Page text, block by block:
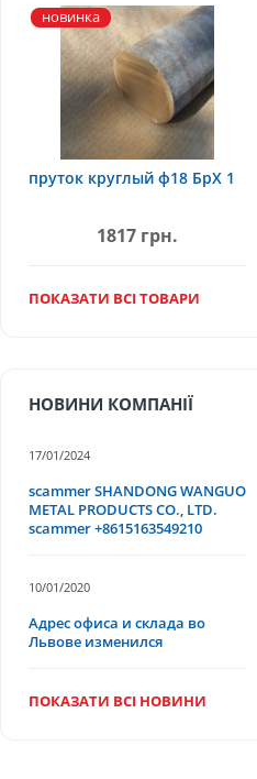
новинка
пруток круглый ф18 БрХ 1
1817 грн.
ПОКАЗАТИ ВСІ ТОВАРИ
НОВИНИ КОМПАНІЇ
17/01/2024
scammer SHANDONG WANGUO
METAL PRODUCTS CO., LTD.
scammer +8615163549210
10/01/2020
Адрес офиса и склада во
Львове изменился
ПОКАЗАТИ ВСІ НОВИНИ